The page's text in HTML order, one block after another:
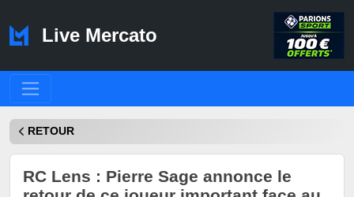
Live Mercato
RETOUR
RC Lens : Pierre Sage annonce le